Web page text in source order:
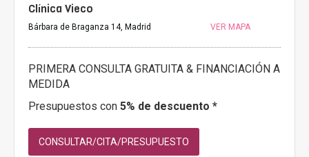
Clínica Vieco
Bárbara de Braganza 14, Madrid VER MAPA
PRIMERA CONSULTA GRATUITA & FINANCIACIÓN A
MEDIDA
Presupuestos con 5% de descuento *
CONSULTAR/CITA/PRESUPUESTO